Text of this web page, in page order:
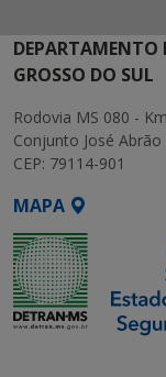
DEPARTAMENTO
GROSSO DO SUL
Rodovia MS 080 -
Conjunto José
CEP: 79114-901
MAPA